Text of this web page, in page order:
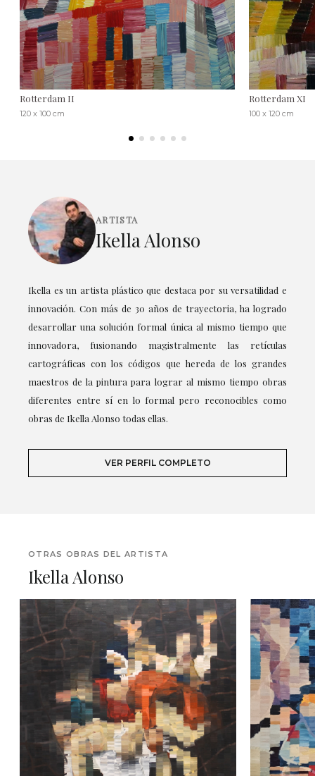
Rotterdam II
120 x 100 cm
Rotterdam XI
100 x 120 cm
ARTISTA
Ikella Alonso
Ikella es un artista plástico que destaca por su versatilidad e
innovación. Con más de 30 años de trayectoria, ha logrado
desarrollar una solución formal única al mismo tiempo que
innovadora, fusionando magistralmente las retículas
cartográficas con los códigos que hereda de los grandes
maestros de la pintura para lograr al mismo tiempo obras
diferentes entre sí en lo formal pero reconocibles como
obras de Ikella Alonso todas ellas.
VER PERFIL COMPLETO
OTRAS OBRAS DEL ARTISTA
Ikella Alonso